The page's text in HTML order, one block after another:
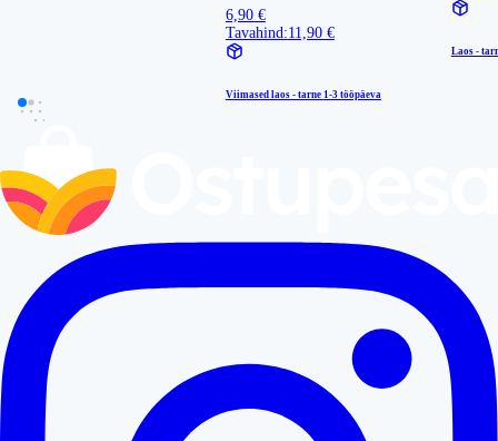
6,90 €
Tavahind:11,90 €
Viimased laos - tarne 1-3 tööpäeva
Laos -